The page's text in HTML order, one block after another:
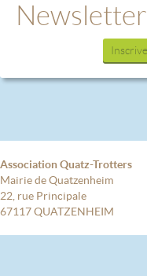
Newsletter
Association Quatz-Trotters
Mairie de Quatzenheim
22, rue Principale
67117 QUATZENHEIM